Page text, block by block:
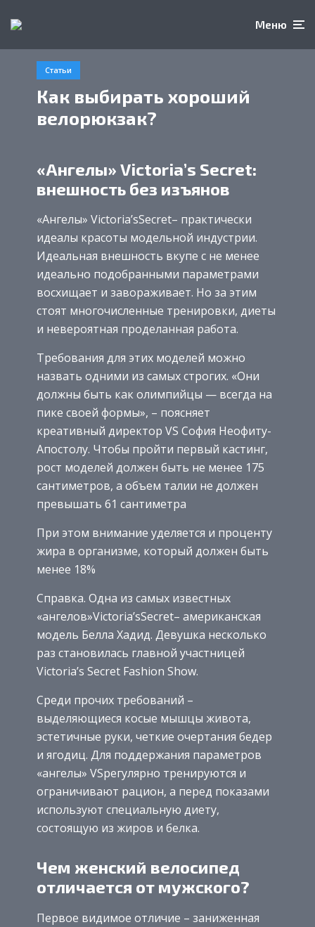
Меню
Статьи
Как выбирать хороший
велорюкзак?
«Ангелы» Victoria’s Secret:
внешность без изъянов
«Ангелы» Victoria’sSecret– практически
идеалы красоты модельной индустрии.
Идеальная внешность вкупе с не менее
идеально подобранными параметрами
восхищает и завораживает. Но за этим
стоят многочисленные тренировки, диеты
и невероятная проделанная работа.
Требования для этих моделей можно
назвать одними из самых строгих. «Они
должны быть как олимпийцы — всегда на
пике своей формы», – поясняет
креативный директор VS София Неофиту-
Апостолу. Чтобы пройти первый кастинг,
рост моделей должен быть не менее 175
сантиметров, а объем талии не должен
превышать 61 сантиметра
При этом внимание уделяется и проценту
жира в организме, который должен быть
менее 18%
Справка. Одна из самых известных
«ангелов»Victoria’sSecret– американская
модель Белла Хадид. Девушка несколько
раз становилась главной участницей
Victoria’s Secret Fashion Show.
Среди прочих требований –
выделяющиеся косые мышцы живота,
эстетичные руки, четкие очертания бедер
и ягодиц. Для поддержания параметров
«ангелы» VSрегулярно тренируются и
ограничивают рацион, а перед показами
используют специальную диету,
состоящую из жиров и белка.
Чем женский велосипед
отличается от мужского?
Первое видимое отличие – заниженная